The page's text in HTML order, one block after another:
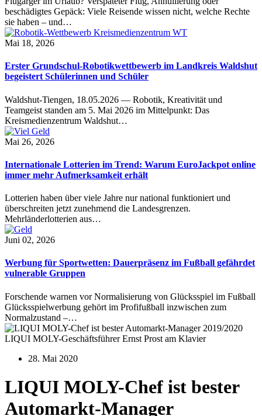
beschädigtes Gepäck: Viele Reisende wissen nicht, welche Rechte
sie haben – und…
Mai 18, 2026
Erster Grundschul-Robotikwettbewerb im Landkreis Waldshut
begeistert Schülerinnen und Schüler
Waldshut-Tiengen, 18.05.2026 — Robotik, Kreativität und
Teamgeist standen am 5. Mai 2026 im Mittelpunkt: Das
Kreismedienzentrum Waldshut…
Mai 26, 2026
Internationale Lotterien im Trend: Warum EuroJackpot online
immer mehr Aufmerksamkeit erhält
Lotterien haben über viele Jahre nur national funktioniert und
überschreiten jetzt zunehmend die Landesgrenzen.
Mehrländerlotterien aus…
Juni 02, 2026
Werbung für Sportwetten: Dauerpräsenz im Fußball gefährdet
vulnerable Gruppen
Forschende warnen vor Normalisierung von Glücksspiel im Fußball
Glücksspielwerbung gehört im Profifußball inzwischen zum
Normalzustand –…
LIQUI MOLY-Geschäftsführer Ernst Prost am Klavier
28. Mai 2020
LIQUI MOLY-Chef ist bester
Automarkt-Manager